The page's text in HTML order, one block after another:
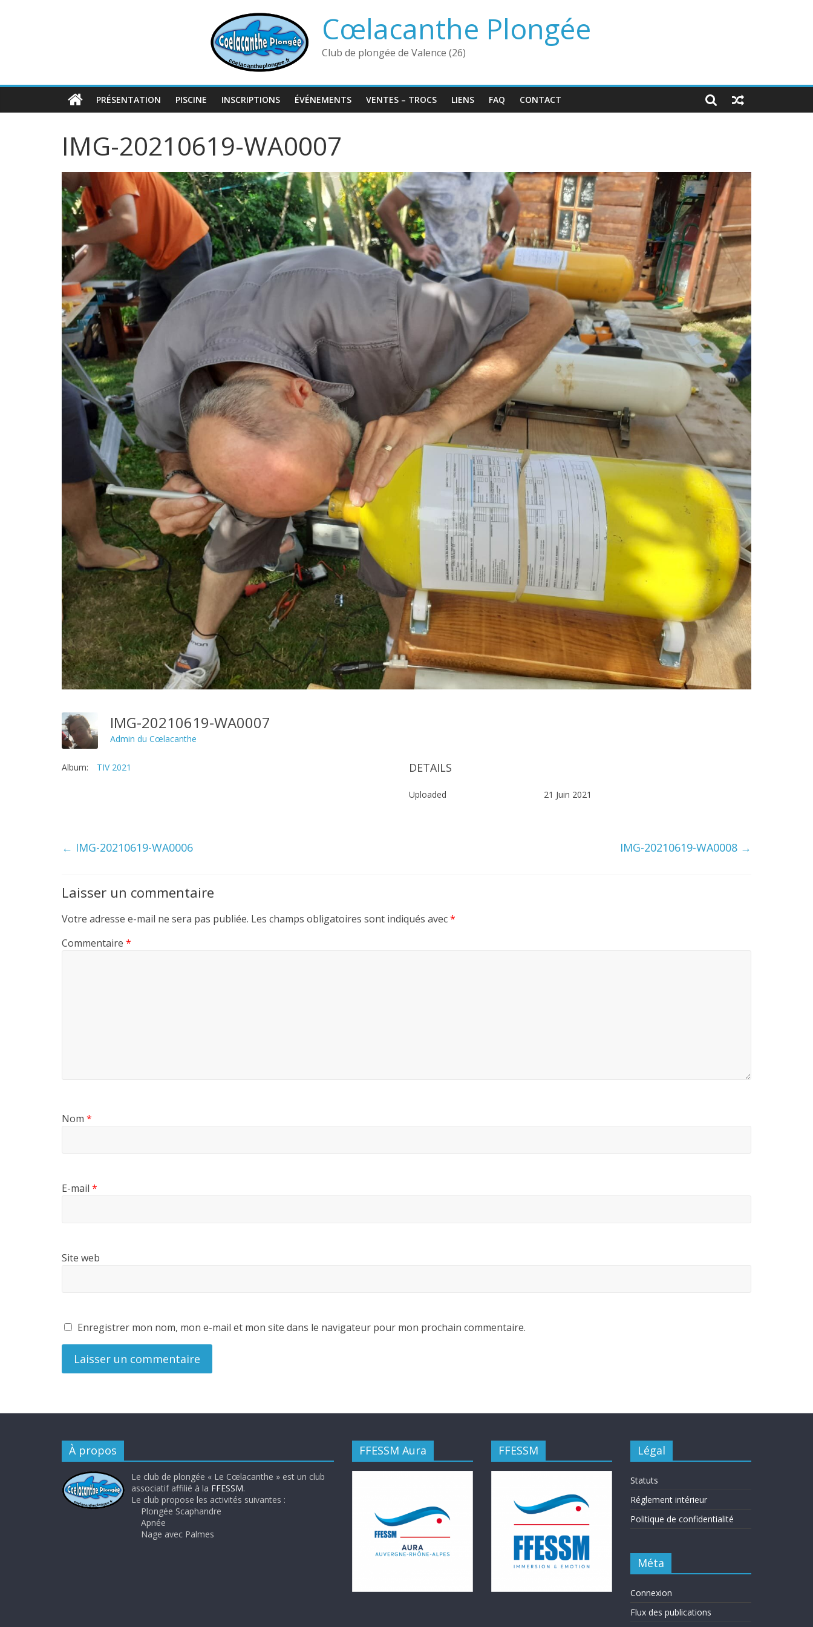
Cœlacanthe Plongée
Club de plongée de Valence (26)
PRÉSENTATION PISCINE INSCRIPTIONS ÉVÉNEMENTS VENTES – TROCS LIENS FAQ CONTACT
IMG-20210619-WA0007
IMG-20210619-WA0007
Admin du Cœlacanthe
Album: TIV 2021 DETAILS
Uploaded 21 Juin 2021
← IMG-20210619-WA0006 IMG-20210619-WA0008 →
Laisser un commentaire
Votre adresse e-mail ne sera pas publiée. Les champs obligatoires sont indiqués avec*
Commentaire *
Nom *
E-mail *
Site web
Enregistrer mon nom, mon e-mail et mon site dans le navigateur pour mon prochain commentaire.
À propos
Le club de plongée « Le Cœlacanthe » est un club
associatif affilié à la FFESSM.
Le club propose les activités suivantes :
Plongée Scaphandre
Apnée
Nage avec Palmes
FFESSM Aura FFESSM Légal
Statuts
Réglement intérieur
Politique de confidentialité
Méta
Connexion
Flux des publications